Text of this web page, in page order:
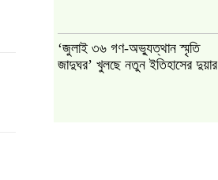
‘জুলাই ৩৬ গণ-অভ্যুত্থান স্মৃতি
জাদুঘর’ খুলছে নতুন ইতিহাসের দুয়ার